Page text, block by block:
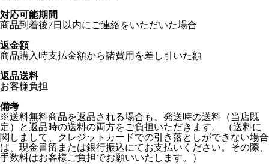
対応可能期間
商品到着後7日以内にご連絡をいただいた場合
返金額
商品購入時支払金額から諸費用を差し引いた額
返品送料
お客様負担
備考
※送料無料商品を返品される場合も、発送時の送料（当店既
定）と返品時の送料の両方をご負担いただきます。 （送料に
関しまして、クレジットカードでの引き落としができない場合
は、現金書留または銀行振込にてお支払いください。その際、
手数料はお客様ご負担でお願いいたします。）